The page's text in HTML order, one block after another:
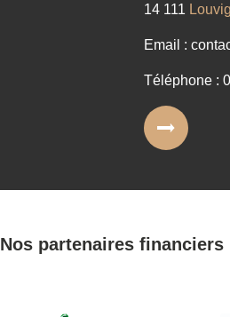
14 111
Email :
Téléphone :
Nos partenaires financiers